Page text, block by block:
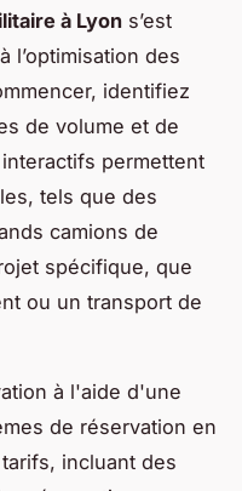
à Lyon s’est
l’optimisation des
identifiez
de volume et de
permettent
tels que des
camions de
spécifique, que
ou un transport de
à l'aide d'une
de réservation en
incluant des